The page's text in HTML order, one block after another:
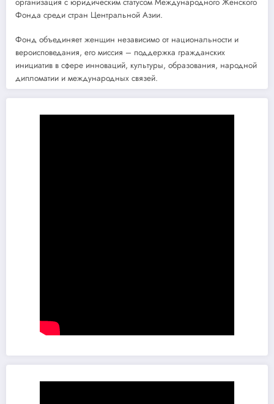
Фонда среди стран Центральной Азии.
Фонд объединяет женщин независимо от национальности и
вероисповедания, его миссия – поддержка гражданских
инициатив в сфере инноваций, культуры, образования, народной
дипломатии и международных связей.